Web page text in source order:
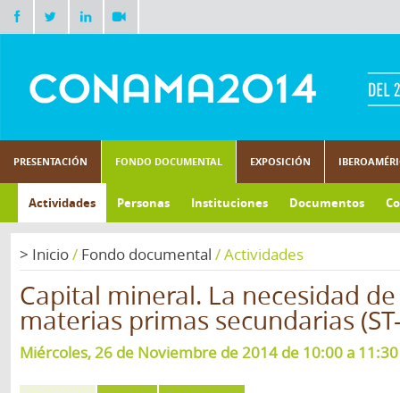
PRESENTACIÓN FONDO DOCUMENTAL EXPOSICIÓN
Actividades Personas Instituciones Documentos
> Inicio/ Fondo documental /Actividades
Capital mineral. La necesidad
materias primas secundarias
Miércoles, 26 de Noviembre de 2014 de 10:00 a 11:30